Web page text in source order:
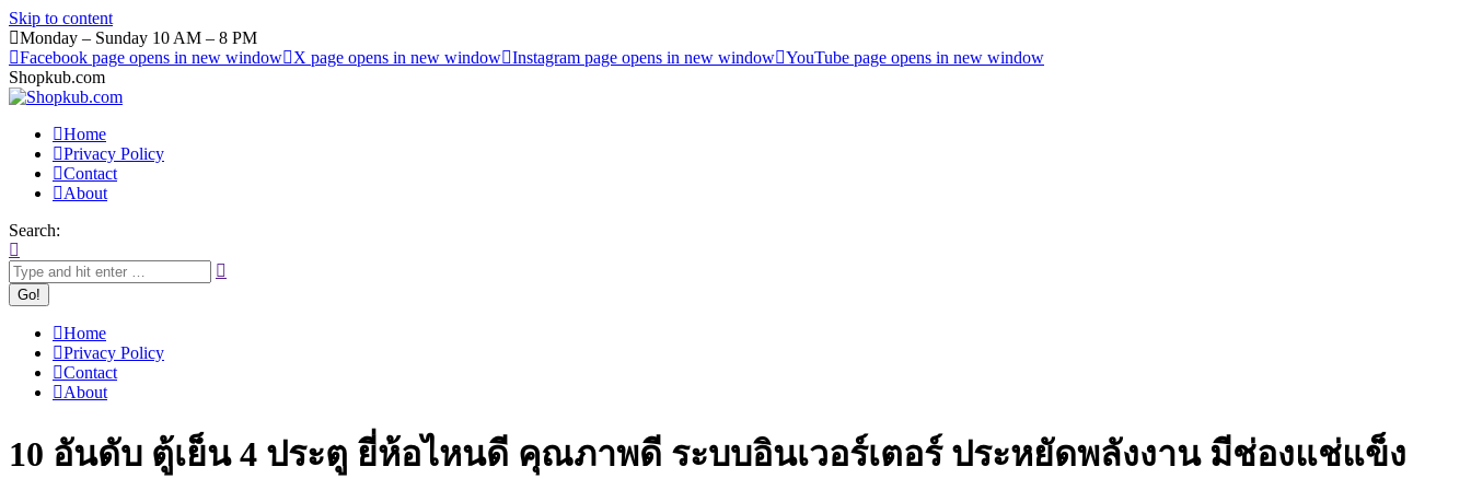
Skip to content
Monday – Sunday 10 AM – 8 PM
Facebook page opens in new window
X page opens in new window Instagram page opens in new window YouTube page opens in new window
Shopkub.com
Home
Privacy Policy
Contact
About
Search:
Home
Privacy Policy
Contact
About
10 อันดับ ตู้เย็น 4 ประตู ยี่ห้อไหนดี คุณภาพดี ระบบอินเวอร์เตอร์ ประหยัดพลังงาน มีช่องแช่แข็ง